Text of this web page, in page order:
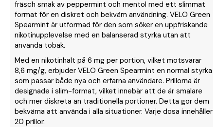
fräsch smak av peppermint och mentol med ett slimmat
format för en diskret och bekväm användning. VELO Green
Spearmint är utformad för den som söker en uppfriskande
nikotinupplevelse med en balanserad styrka utan att
använda tobak.
Med en nikotinhalt på 6 mg per portion, vilket motsvarar
8,6 mg/g, erbjuder VELO Green Spearmint en normal styrka
som passar både nya och erfarna användare. Prillorna är
designade i slim-format, vilket innebär att de är smalare
och mer diskreta än traditionella portioner. Detta gör dem
bekväma att använda i alla situationer. Varje dosa innehåller
20 prillor.